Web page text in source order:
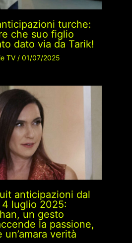
turche:
che suo figlio
dato via da Tarik!
TV/ 01/07/2025
anticipazioni dal
luglio 2025:
un gesto
la passione,
verità